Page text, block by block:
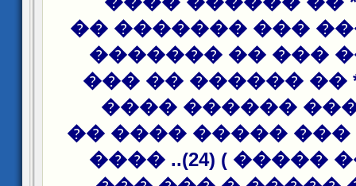
���� ������ ���
����� ��� ���
������� * ��
���� �����
���� ���� ���
���� ���� ����� ) (24).. ����